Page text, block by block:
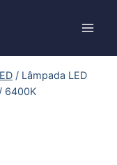
/ Lâmpada LED
6400K